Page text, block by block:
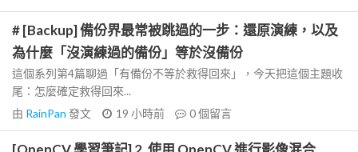
# [Backup] 備份界最常被跳過的一步：還原演練，以及
為什麼「沒演練過的備份」等於沒備份
這個系列第4篇聊過「有備份不等於救得回來」，今天把這個主題收
尾：怎麼確定救得回來...
由 RainPan 發文 19 小時前 0個留言